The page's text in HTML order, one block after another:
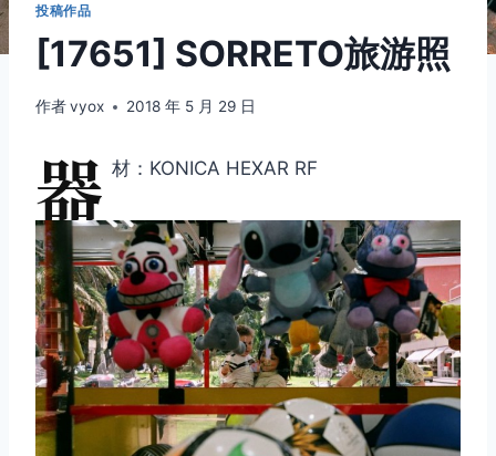
投稿作品
[17651] SORRETO旅游照
作者vyox 2018 年 5 月 29 日
器 材：KONICA HEXAR RF